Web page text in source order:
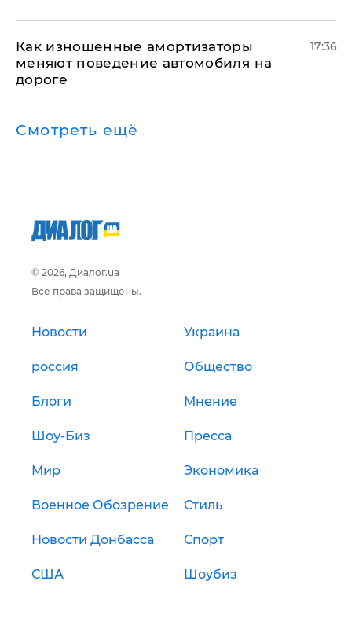
Как изношенные амортизаторы
меняют поведение автомобиля на
дороге
17:36
Смотреть ещё
© 2026, Диалог.ua
Все права защищены.
Новости Украина
россия Общество
Блоги Мнение
Шоу-Биз Пресса
Мир Экономика
Военное Обозрение Стиль
Новости Донбасса Спорт
США Шоубиз